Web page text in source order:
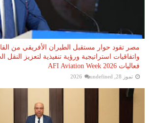
مصر تقود حوار مستقبل الطيران الأفريقي من
واتفاقيات استراتيجية ورؤية تنفيذية لتعزيز النقل
فعاليات AFI Aviation Week 2026
تموز 28, 2026 undefined